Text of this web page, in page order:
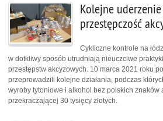
Kolejne
przestępczość
Cykliczne kontrole na
w dotkliwy sposób utrudniają nieuczciwe
przestępstw akcyzowych. 10 marca 2021 roku
przeprowadzili kolejne działania, podczas
wyroby tytoniowe i alkohol bez polskich znaków
przekraczającej 30 tysięcy złotych.